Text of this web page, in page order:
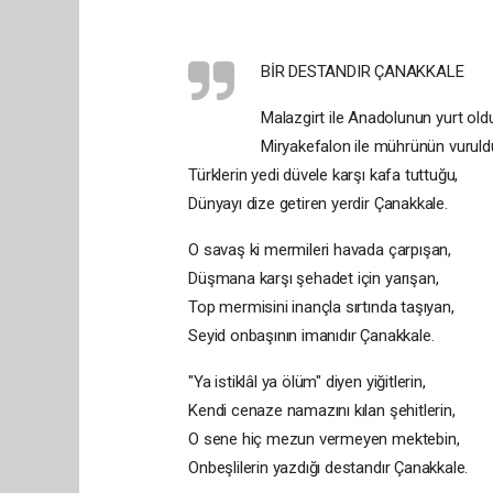
BİR DESTANDIR ÇANAKKALE
Malazgirt ile Anadolunun yurt
Miryakefalon ile mührünün
Türklerin yedi düvele karşı kafa tuttuğu,
Dünyayı dize getiren yerdir Çanakkale.
O savaş ki mermileri havada çarpışan,
Düşmana karşı şehadet için yarışan,
Top mermisini inançla sırtında taşıyan,
Seyid onbaşının imanıdır Çanakkale.
"Ya istiklâl ya ölüm" diyen yiğitlerin,
Kendi cenaze namazını kılan şehitlerin,
O sene hiç mezun vermeyen mektebin,
Onbeşlilerin yazdığı destandır Çanakkale.